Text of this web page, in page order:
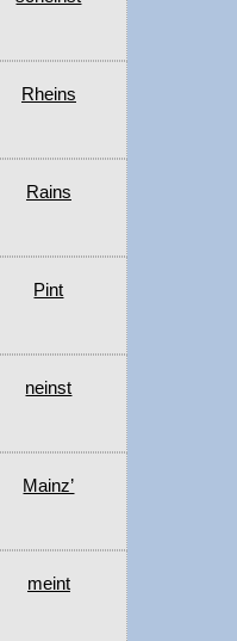
Rheins
Rains
Pint
neinst
Mainz’
meint